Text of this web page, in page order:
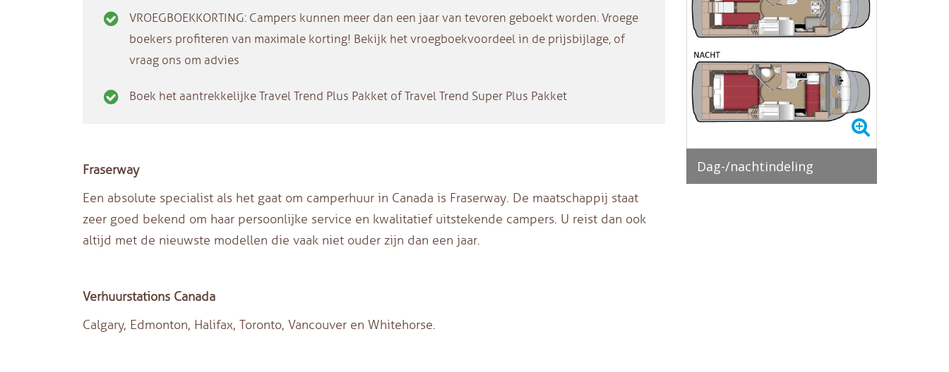
VROEGBOEKKORTING: Campers kunnen meer dan een jaar van tevoren geboekt worden. Vroege
boekers profiteren van maximale korting! Bekijk het vroegboekvoordeel in de prijsbijlage, of
vraag ons om advies
Boek het aantrekkelijke Travel Trend Plus Pakket of Travel Trend Super Plus Pakket
Fraserway
Een absolute specialist als het gaat om camperhuur in Canada is Fraserway. De maatschappij staat
zeer goed bekend om haar persoonlijke service en kwalitatief uitstekende campers. U reist dan ook
altijd met de nieuwste modellen die vaak niet ouder zijn dan een jaar.
Verhuurstations Canada
Calgary, Edmonton, Halifax, Toronto, Vancouver en Whitehorse.
Dag-/nachtindeling